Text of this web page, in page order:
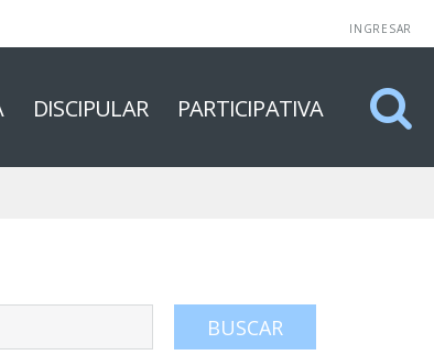
INGRESAR
DISCIPULAR PARTICIPATIVA